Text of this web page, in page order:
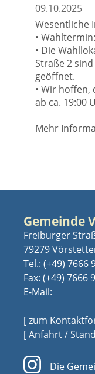
09.10.2025
Wesentliche
•
• Die
Straße 2
geöffnet.
• Wir hoffen,
ab ca. 19:00
Mehr
Gemeinde
Freiburger
79279
Tel.: (+49) 7666
Fax: (+49) 7666
E-Mail:
[ zum
[ Anfahrt /
Die